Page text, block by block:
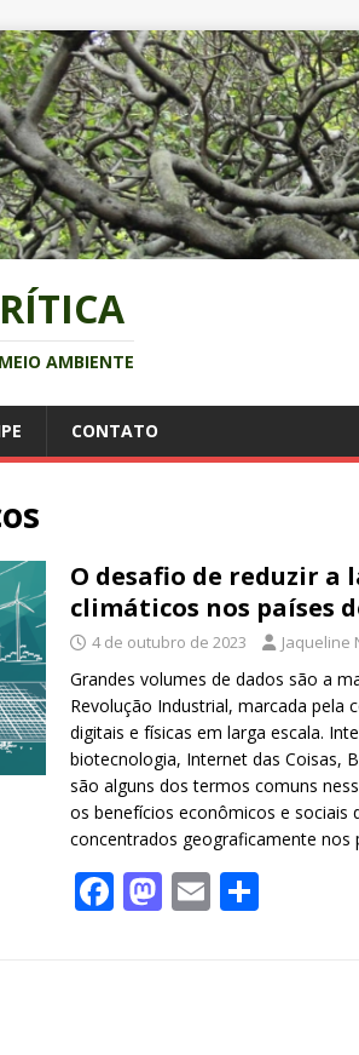
AMBIENTE
CONTATO
O desafio de reduzir a
climáticos nos países
4 de outubro de 2023 Jaqueline
Grandes volumes de dados são a
Revolução Industrial, marcada pela
digitais e físicas em larga escala.
biotecnologia, Internet das Coisas,
são alguns dos termos comuns
os benefícios econômicos e sociais
concentrados geograficamente nos
F M E